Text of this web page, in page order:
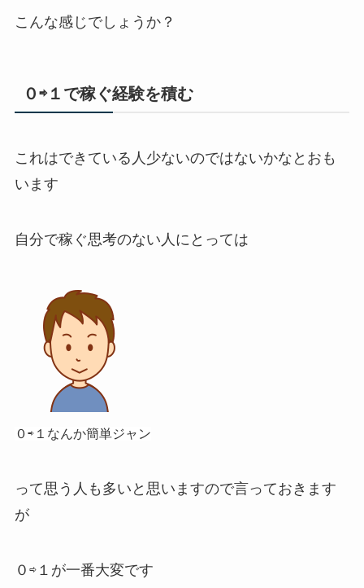
こんな感じでしょうか？
０⇨１で稼ぐ経験を積む
これはできている人少ないのではないかなとおも
います
自分で稼ぐ思考のない人にとっては
０⇨１なんか簡単ジャン
って思う人も多いと思いますので言っておきます
が
０⇨１が一番大変です